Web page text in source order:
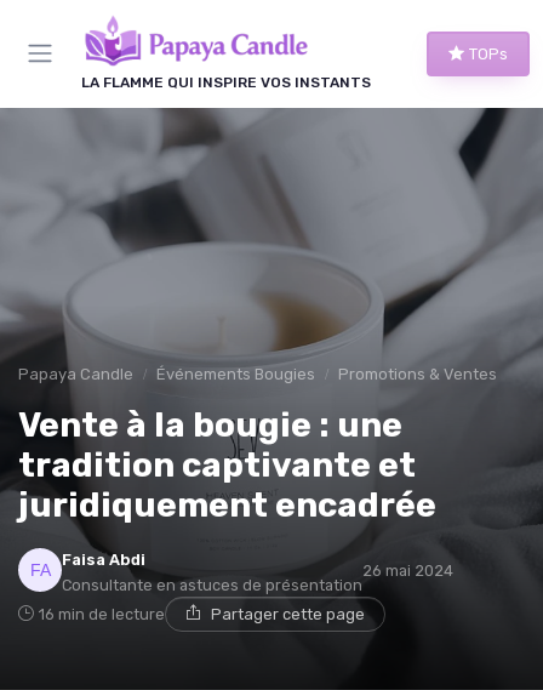
LA FLAMME QUI INSPIRE VOS INSTANTS
TOPs
Papaya Candle Événements Bougies Promotions & Ventes
Vente à la bougie : une
tradition captivante et
juridiquement encadrée
Faisa Abdi
Consultante en astuces de présentation
26 mai 2024
16 min de lecture Partager cette page
Panneau de gestion des cookies